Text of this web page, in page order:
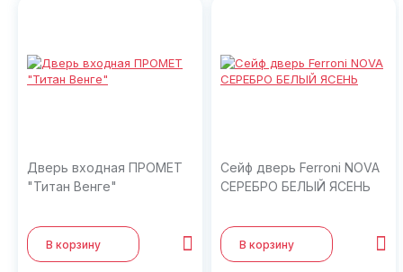
Дверь входная ПРОМЕТ
"Титан Венге"
В корзину
Сейф дверь Ferroni NOVA
СЕРЕБРО БЕЛЫЙ ЯСЕНЬ
В корзину